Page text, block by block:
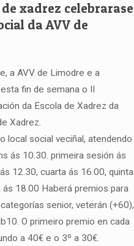
xadrez celebrarase
da AVV de
a AVV de Limodre e a
fin de semana o II
da Escola de Xadrez da
Xadrez.
local social veciñal, atendendo
ás 10.30. primeira sesión ás
12.30, cuarta ás 16.00, quinta
18.00 Haberá premios para
senior, veterán (+60),
O primeiro premio en cada
a 40€ e o 3º a 30€.